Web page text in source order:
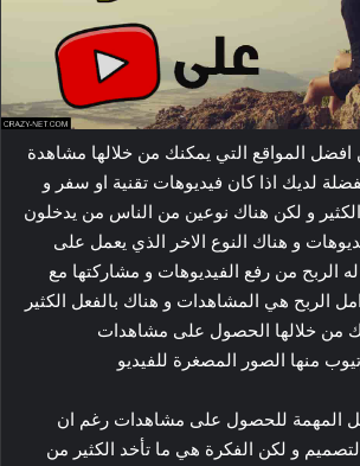
افضل المواقع التي يمكنك من خلالها مشاهدة
لديك اذا كان فيديوهات تقنية او سفر و
و لكن هناك نوعين من الناس من يدخلون
و هناك النوع الاخر الذي يعمل على
له الربح من رفع الفيديوهات و مشاركتها مع
الربح هي المشاهدات و هناك بالفعل الكثير
من خلالها الحصول على مشاهدات
منها الصور المصغرة للفيديو
المهمة للحصول على مشاهدات رغم ان
و لكن الفكرة هي ما تأخد الكثير من